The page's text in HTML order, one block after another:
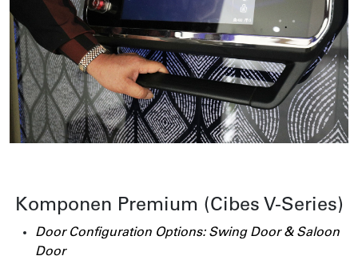
Komponen Premium (Cibes V-Series)
Door Configuration Options: Swing Door & Saloon
Door